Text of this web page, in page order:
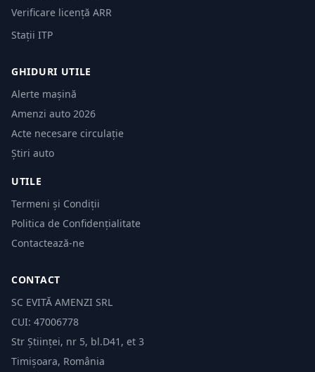
Verificare licență ARR
Stații ITP
GHIDURI UTILE
Alerte mașină
Amenzi auto 2026
Acte necesare circulație
Știri auto
UTILE
Termeni și Condiții
Politica de Confidențialitate
Contactează-ne
CONTACT
SC EVITĂ AMENZI SRL
CUI: 47006778
Str Științei, nr 5, bl.D41, et 3
Timișoara, România